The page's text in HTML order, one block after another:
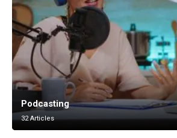
Podcasting
32 Articles
Vlogging
8 Articles